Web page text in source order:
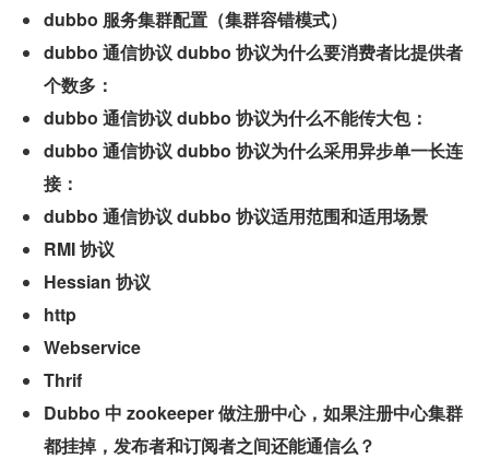
dubbo 服务集群配置（集群容错模式）
dubbo 通信协议 dubbo 协议为什么要消费者比提供者
个数多：
dubbo 通信协议 dubbo 协议为什么不能传大包：
dubbo 通信协议 dubbo 协议为什么采用异步单一长连
接：
dubbo 通信协议 dubbo 协议适用范围和适用场景
RMI 协议
Hessian 协议
http
Webservice
Thrif
Dubbo 中 zookeeper 做注册中心，如果注册中心集群
都挂掉，发布者和订阅者之间还能通信么？